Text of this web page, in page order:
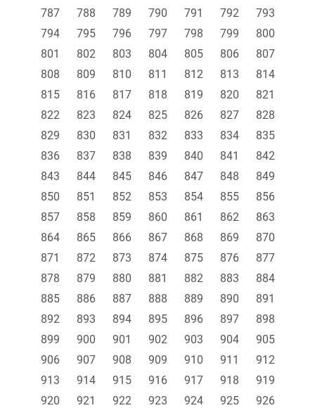
787
788 789 790 791 792
793
794
795 796 797 798 799
800
801
802 803 804 805 806
807
808
809 810 811 812 813
814
815
816 817 818 819 820
821
822
823 824 825 826 827
828
829
830 831 832 833 834
835
836
837 838 839 840 841
842
843
844 845 846 847 848
849
850
851 852 853 854 855
856
857
858 859 860 861 862
863
864
865 866 867 868 869
870
871
872 873 874 875 876
877
878
879 880 881 882 883
884
885
886 887 888 889 890
891
892
893 894 895 896 897
898
899
900 901 902 903 904
905
906
907 908 909 910 911
912
913
914 915 916 917 918
919
920
921 922 923 924 925
926